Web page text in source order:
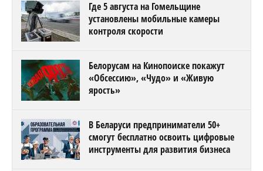
Где 5 августа на Гомельщине
установлены мобильные камеры
контроля скорости
Белорусам на Кинопоиске покажут
«Обсессию», «Чудо» и «Живую
ярость»
В Беларуси предприниматели 50+
смогут бесплатно освоить цифровые
инструменты для развития бизнеса